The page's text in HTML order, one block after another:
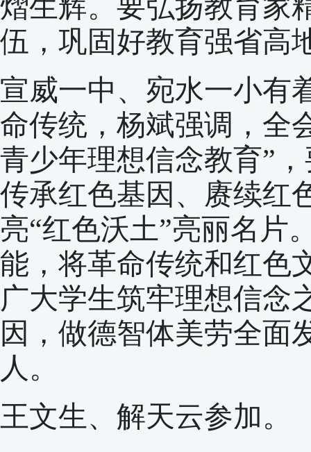
熠生辉。要弘扬教育家
伍，巩固好教育强省高
宣威一中、宛水一小有
命传统，杨斌强调，全
青少年理想信念教育”
传承红色基因、赓续红
亮“红色沃土”亮丽名片
能，将革命传统和红色
广大学生筑牢理想信念
因，做德智体美劳全面
人。
王文生、解天云参加。